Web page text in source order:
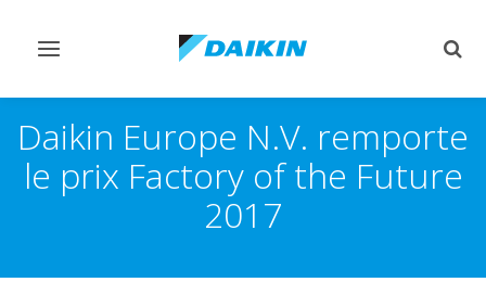
Afficher/masquer
Daikin Europe N.V. remporte
le prix Factory of the Future
2017